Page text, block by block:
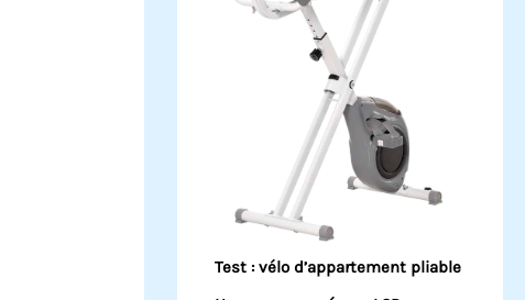
Test : vélo d’appartement pliable